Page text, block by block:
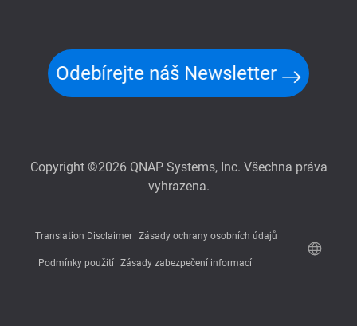
Odebírejte náš Newsletter
Copyright ©2026 QNAP Systems, Inc. Všechna práva
vyhrazena.
Translation Disclaimer Zásady ochrany osobních údajů
Podmínky použití Zásady zabezpečení informací